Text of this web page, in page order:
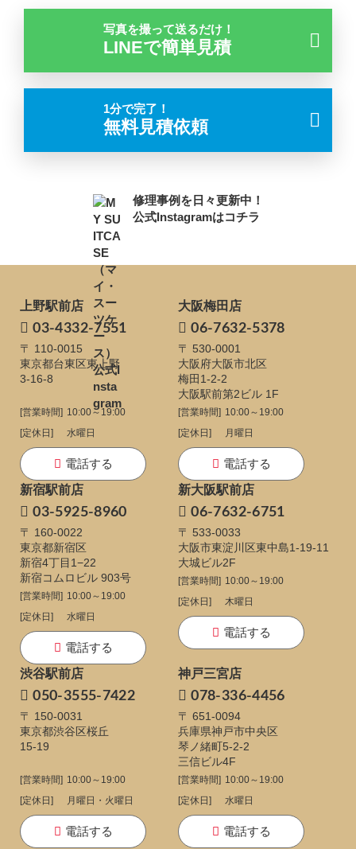
写真を撮って送るだけ！
LINEで簡単見積
1分で完了！
無料見積依頼
修理事例を日々更新中！
公式Instagramはコチラ
上野駅前店
03-4332-7551
〒 110-0015
東京都台東区東上野
3-16-8
[営業時間] 10:00～19:00
[定休日]
水曜日
電話する
大阪梅田店
06-7632-5378
〒 530-0001
大阪府大阪市北区
梅田1-2-2
大阪駅前第2ビル 1F
[営業時間] 10:00～19:00
[定休日]
月曜日
電話する
新宿駅前店
03-5925-8960
〒 160-0022
東京都新宿区
新宿4丁目1−22
新宿コムロビル 903号
[営業時間] 10:00～19:00
[定休日]
水曜日
電話する
新大阪駅前店
06-7632-6751
〒 533-0033
大阪市東淀川区東中島1-19-11
大城ビル2F
[営業時間] 10:00～19:00
[定休日]
木曜日
電話する
渋谷駅前店
050-3555-7422
〒 150-0031
東京都渋谷区桜丘
15-19
[営業時間] 10:00～19:00
[定休日]
月曜日・火曜日
電話する
神戸三宮店
078-336-4456
〒 651-0094
兵庫県神戸市中央区
琴ノ緒町5-2-2
三信ビル4F
[営業時間] 10:00～19:00
[定休日]
水曜日
電話する